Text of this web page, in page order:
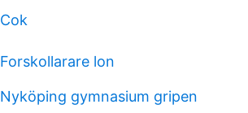
Cok
Forskollarare lon
Nyköping gymnasium gripen